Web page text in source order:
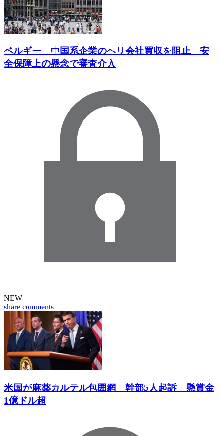
ベルギー 中国系企業のヘリ会社買収を阻止 安
全保障上の懸念で審査介入
NEW
share comments
米国が麻薬カルテル包囲網 幹部5人起訴 懸賞金
1億ドル超